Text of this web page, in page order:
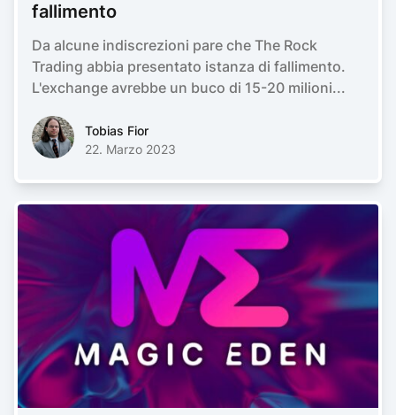
fallimento
Da alcune indiscrezioni pare che The Rock
Trading abbia presentato istanza di fallimento.
L'exchange avrebbe un buco di 15-20 milioni...
Tobias FiorTobias Fior
Tobias Fior
22. Marzo 2023